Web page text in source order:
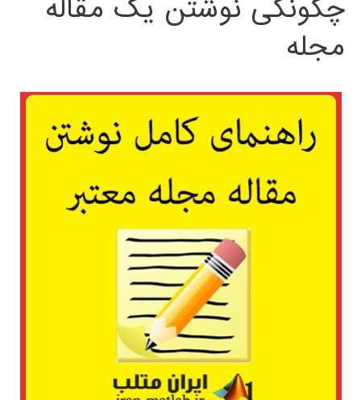
چگونگی نوشتن یک مقاله
مجله